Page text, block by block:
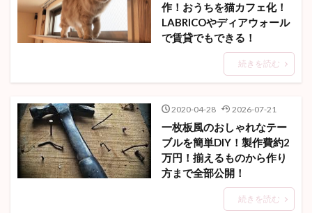
作！おうちを猫カフェ化！
LABRICOやディアウォール
で賃貸でもできる！
続きを読む
2020-04-28 2026-07-21
一枚板風のおしゃれなテー
ブルを簡単DIY！製作費約2
万円！揃えるものから作り
方まで全部公開！
続きを読む